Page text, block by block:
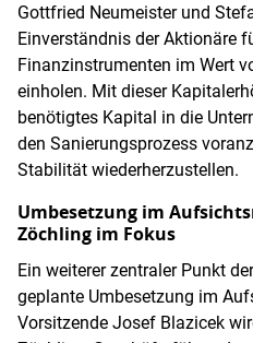
Gottfried Neumeister und
Einverständnis der Aktionäre
Finanzinstrumenten im Wert
einholen. Mit dieser
benötigtes Kapital in die
den Sanierungsprozess
Stabilität wiederherzustellen.
Umbesetzung im
Zöchling im Fokus
Ein weiterer zentraler Punkt
geplante Umbesetzung im
Vorsitzende Josef Blazicek